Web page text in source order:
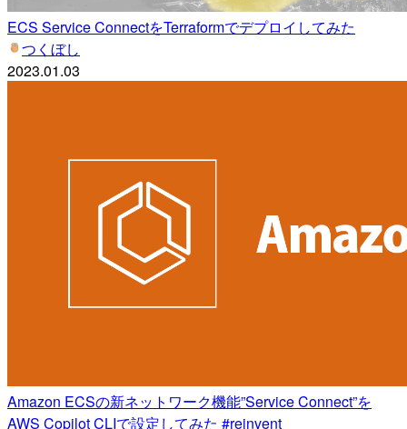
ECS Service ConnectをTerraformでデプロイしてみた
つくぼし
2023.01.03
Amazon ECSの新ネットワーク機能”Service Connect”を
AWS Copilot CLIで設定してみた #reinvent